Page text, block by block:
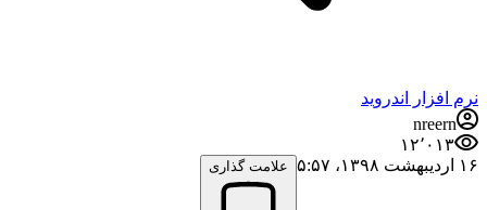
نرم افزار اندروید
nreern
۱۲٬۰۱۳
۱۶ اردیبهشت ۱۳۹۸،‏ ۵:۵۷
علامت گذاری